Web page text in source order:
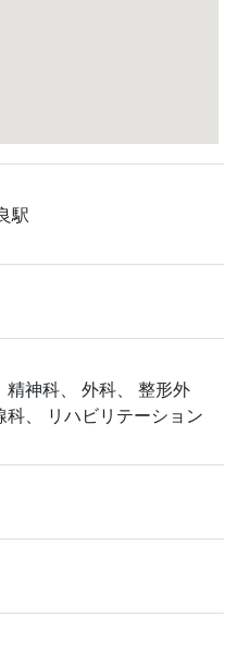
駅
精神科、 外科、 整形外
、 リハビリテーション